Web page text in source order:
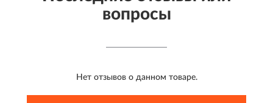
вопросы
Нет отзывов о данном товаре.